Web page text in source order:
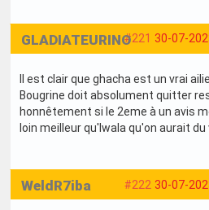
#221 30-07-
GLADIATEURINO
Il est clair que ghacha est un vrai
Bougrine doit absolument quitter
honnêtement si le 2eme à un avis
loin meilleur qu'Iwala qu'on aurait du
#222 30-07-
WeldR7iba